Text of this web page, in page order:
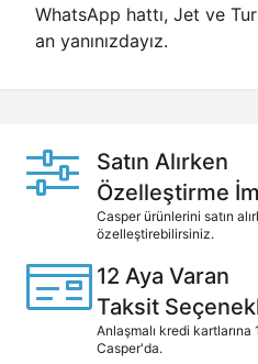
WhatsApp hattı, Jet ve
an yanınızdayız.
Satın Alırken
Özelleştirme
Casper ürünlerini satın
özelleştirebilirsiniz.
12 Aya Varan
Taksit
Anlaşmalı kredi
Casper'da.